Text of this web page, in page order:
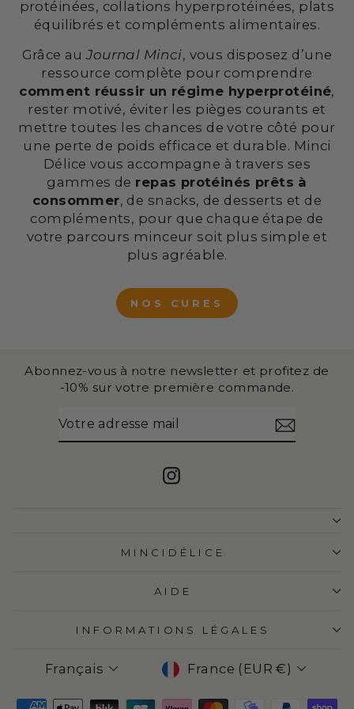
protéinées, collations hyperprotéinées, plats
équilibrés et compléments alimentaires.
Grâce auJournal Minci, vous disposez d’une
ressource complète pour comprendre
comment réussir un régime hyperprotéiné,
rester motivé, éviter les pièges courants et
mettre toutes les chances de votre côté pour
une perte de poids efficace et durable. Minci
Délice vous accompagne à travers ses
gammes de repas protéinés prêts à
consommer, de snacks, de desserts et de
compléments, pour que chaque étape de
votre parcours minceur soit plus simple et
plus agréable.
NOS CURES
Abonnez-vous à notre newsletter et profitez de
-10% sur votre première commande.
ADRESSE
Instagram
MINCIDÉLICE
AIDE
INFORMATIONS LÉGALES
LANGUE
Français DEVISE
France (EUR €)